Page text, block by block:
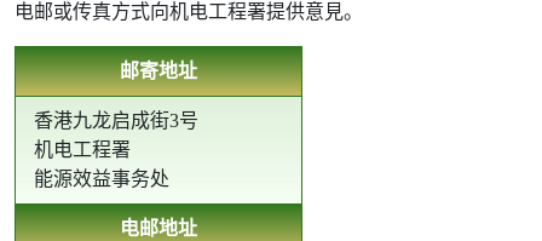
电邮或传真方式向机电工程署提供意見。
邮寄地址
香港九龙启成街3号
机电工程署
能源效益事务处
电邮地址